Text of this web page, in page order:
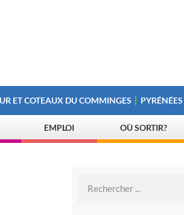
ET COTEAUX DU COMMINGES
EMPLOI OÙ SORTIR?